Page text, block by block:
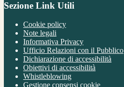
Sezione Link Utili
Cookie policy
Note legali
Informativa Privacy
Ufficio Relazioni con il Pubblico
Dichiarazione di accessibilità
Obiettivi di accessibilità
Whistleblowing
Gestione consensi cookie